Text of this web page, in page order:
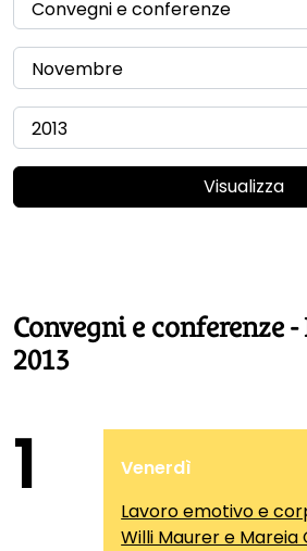
Visualizza
Convegni e conferenze
2013
1
Venerdì
Lavoro emotivo e
Willi Maurer e Mareia